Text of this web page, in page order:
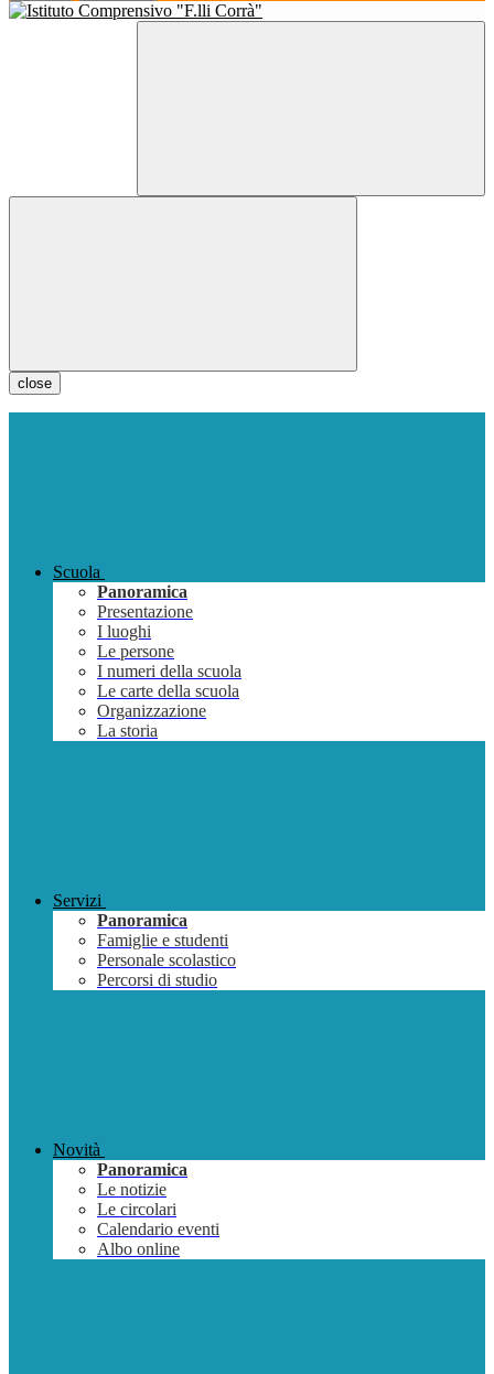
close
Scuola
Panoramica
Presentazione
I luoghi
Le persone
I numeri della scuola
Le carte della scuola
Organizzazione
La storia
Servizi
Panoramica
Famiglie e studenti
Personale scolastico
Percorsi di studio
Novità
Panoramica
Le notizie
Le circolari
Calendario eventi
Albo online